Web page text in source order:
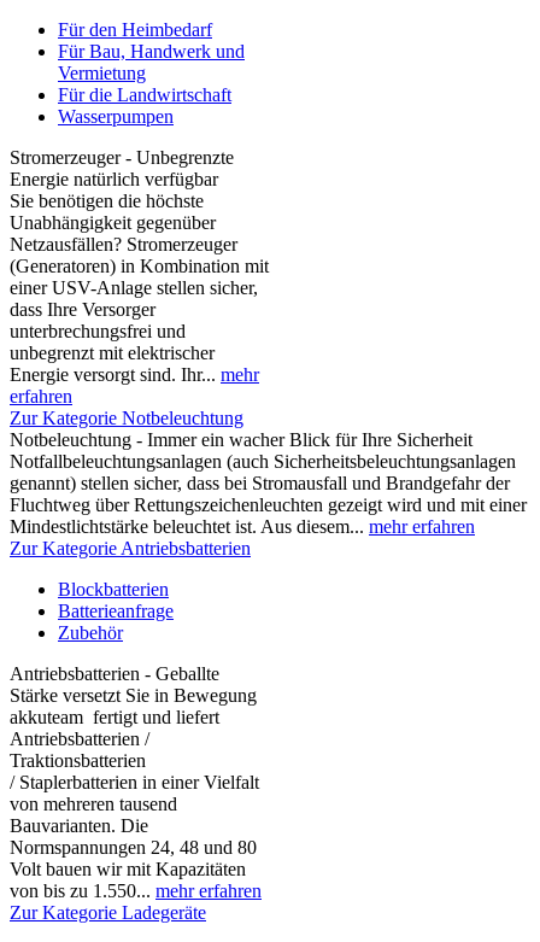
Für den Heimbedarf
Für Bau, Handwerk und
Vermietung
Für die Landwirtschaft
Wasserpumpen
Stromerzeuger - Unbegrenzte
Energie natürlich verfügbar
Sie benötigen die höchste
Unabhängigkeit gegenüber
Netzausfällen? Stromerzeuger
(Generatoren) in Kombination mit
einer USV-Anlage stellen sicher,
dass Ihre Versorger
unterbrechungsfrei und
unbegrenzt mit elektrischer
Energie versorgt sind. Ihr... mehr
erfahren
Zur Kategorie Notbeleuchtung
Notbeleuchtung - Immer ein wacher Blick für Ihre Sicherheit
Notfallbeleuchtungsanlagen (auch Sicherheitsbeleuchtungsanlagen
genannt) stellen sicher, dass bei Stromausfall und Brandgefahr der
Fluchtweg über Rettungszeichenleuchten gezeigt wird und mit einer
Mindestlichtstärke beleuchtet ist. Aus diesem... mehr erfahren
Zur Kategorie Antriebsbatterien
Blockbatterien
Batterieanfrage
Zubehör
Antriebsbatterien - Geballte
Stärke versetzt Sie in Bewegung
akkuteam fertigt und liefert
Antriebsbatterien /
Traktionsbatterien
/ Staplerbatterien in einer Vielfalt
von mehreren tausend
Bauvarianten. Die
Normspannungen 24, 48 und 80
Volt bauen wir mit Kapazitäten
von bis zu 1.550... mehr erfahren
Zur Kategorie Ladegeräte